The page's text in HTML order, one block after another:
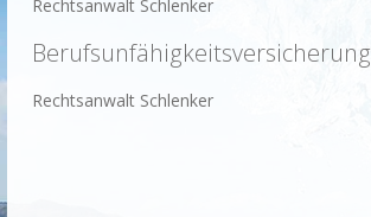
Rechtsanwalt Schlenker
Berufsunfähigkeitsversicherung
Rechtsanwalt Schlenker